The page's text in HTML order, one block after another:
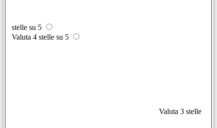
stelle su 5
Valuta 4 stelle su 5
Valuta 3 stelle